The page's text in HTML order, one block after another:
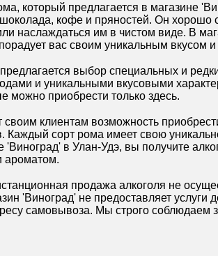
который предлагается в магазине
кофе и пряностей. Он хорошо
наслаждаться им в чистом виде. В
вас своим уникальным вкусом
выбор специальных и
и уникальными вкусовыми
можно приобрести только здесь.
своим клиентам возможность
Каждый сорт рома имеет свою
в Улан-Удэ, вы получите
ароматом.
продажа алкоголя не
'Виноград' не предоставляет
самовывоза. Мы строго соблюдаем